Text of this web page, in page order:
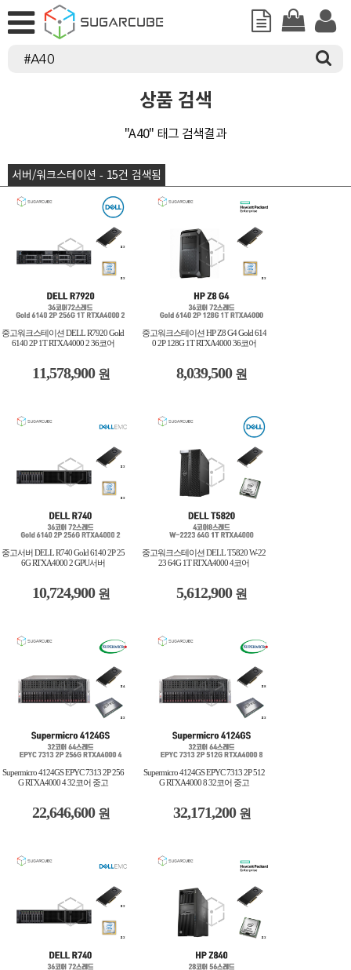
상품 검색
"A40" 태그 검색결과
서버/워크스테이션 - 15건 검색됨
중고워크스테이션 DELL R7920 Gold
6140 2P 1T RTXA4000 2 36코어
11,578,900 원
중고워크스테이션 HP Z8 G4 Gold 614
0 2P 128G 1T RTXA4000 36코어
8,039,500 원
중고서버 DELL R740 Gold 6140 2P 25
6G RTXA4000 2 GPU서버
10,724,900 원
중고워크스테이션 DELL T5820 W-22
23 64G 1T RTXA4000 4코어
5,612,900 원
Supermicro 4124GS EPYC 7313 2P 256
G RTXA4000 4 32코어 중고
22,646,600 원
Supermicro 4124GS EPYC 7313 2P 512
G RTXA4000 8 32코어 중고
32,171,200 원